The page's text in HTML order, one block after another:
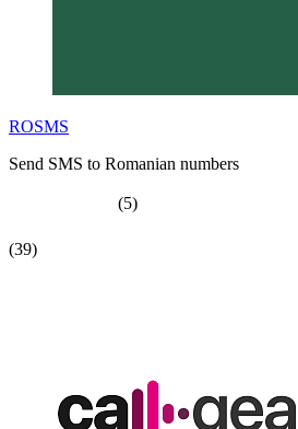
ROSMS
Send SMS to Romanian numbers
(5)
(39)